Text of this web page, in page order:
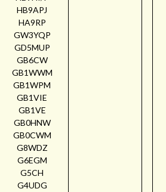
HB9APJ
HA9RP
GW3YQP
GD5MUP
GB6CW
GB1WWM
GB1WPM
GB1VIE
GB1VE
GB0HNW
GB0CWM
G8WDZ
G6EGM
G5CH
G4UDG